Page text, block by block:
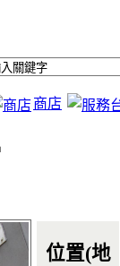
商店
位置(地